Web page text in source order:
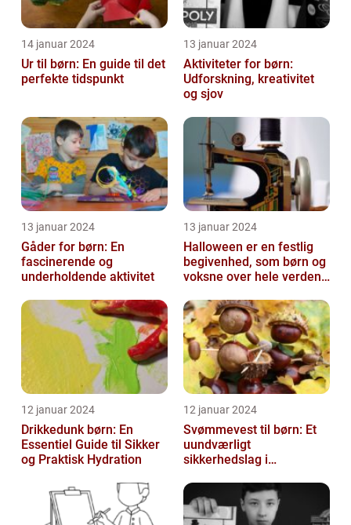
14 januar 2024
Ur til børn: En guide til det
perfekte tidspunkt
13 januar 2024
Aktiviteter for børn:
Udforskning, kreativitet
og sjov
13 januar 2024
Gåder for børn: En
fascinerende og
underholdende aktivitet
13 januar 2024
Halloween er en festlig
begivenhed, som børn og
voksne over hele verden
12 januar 2024
Drikkedunk børn: En
Essentiel Guide til Sikker
og Praktisk Hydration
12 januar 2024
Svømmevest til børn: Et
uundværligt
sikkerhedslag i